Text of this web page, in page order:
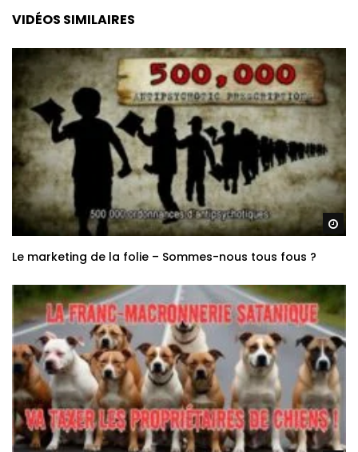
VIDÉOS SIMILAIRES
Le marketing de la folie – Sommes-nous tous fous ?